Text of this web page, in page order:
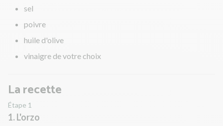
sel
poivre
huile d'olive
vinaigre de votre choix
La recette
Étape 1
1. L'orzo